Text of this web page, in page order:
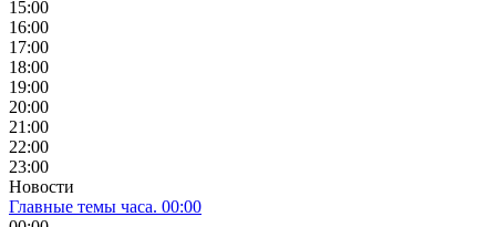
15:00
16:00
17:00
18:00
19:00
20:00
21:00
22:00
23:00
Новости
Главные темы часа. 00:00